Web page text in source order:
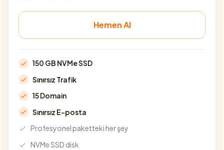
Hemen Al
150 GB NVMe SSD
Sınırsız Trafik
15 Domain
Sınırsız E-posta
Profesyonel paketteki her şey
NVMe SSD disk